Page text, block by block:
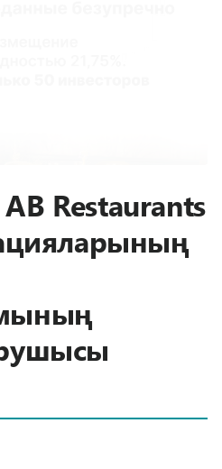
Restaurants